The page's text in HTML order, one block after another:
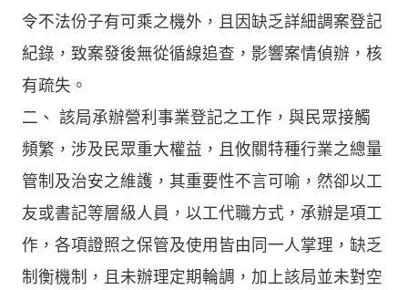
令不法份子有可乘之機外，且因缺乏詳細調案登記
紀錄，致案發後無從循線追查，影響案情偵辦，核
有疏失。
二、 該局承辦營利事業登記之工作，與民眾接觸
頻繁，涉及民眾重大權益，且攸關特種行業之總量
管制及治安之維護，其重要性不言可喻，然卻以工
友或書記等層級人員，以工代職方式，承辦是項工
作，各項證照之保管及使用皆由同一人掌理，缺乏
制衡機制，且未辦理定期輪調，加上該局並未對空